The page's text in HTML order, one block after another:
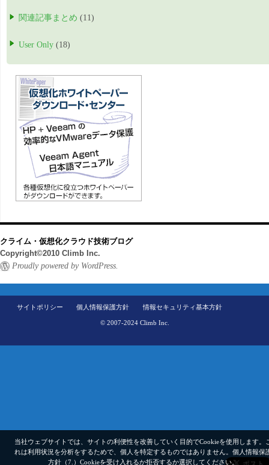
関連記事まとめ (11)
User Only (18)
クライム・仮想化クラウド技術ブログ
Copyright©2010 Climb Inc.
Proudly powered by WordPress.
サイトポリシー 個人情報保護方針 情報セキュリティ基本方針
© 2007-2024 Climb Inc.
当社ウェブサイトでは、サイトの利便性を改善していく目的でCookieを使用します。
れは利用状況を分析をするためで、個人を特定するものではありません。 個人情報保
方針（7.） Cookieを受け入れるか拒否するか選択してください。